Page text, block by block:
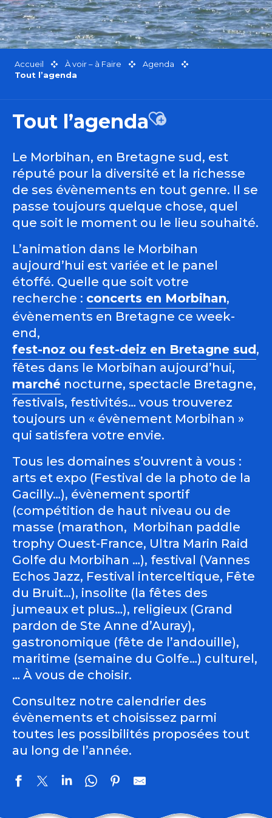
Accueil À voir – à Faire
Agenda
Tout l’agenda
Tout l’agendaAjouter aux
Le Morbihan, en Bretagne sud, est
réputé pour la diversité et la richesse
de ses évènements en tout genre. Il se
passe toujours quelque chose, quel
que soit le moment ou le lieu souhaité.
L’animation dans le Morbihan
aujourd’hui est variée et le panel
étoffé. Quelle que soit votre
recherche : concerts en Morbihan,
évènements en Bretagne ce week-
end,
fest-noz ou fest-deiz en Bretagne sud,
fêtes dans le Morbihan aujourd’hui,
marché nocturne, spectacle Bretagne,
festivals, festivités… vous trouverez
toujours un « évènement Morbihan »
qui satisfera votre envie.
Tous les domaines s’ouvrent à vous :
arts et expo (Festival de la photo de la
Gacilly…), évènement sportif
(compétition de haut niveau ou de
masse (marathon, Morbihan paddle
trophy Ouest-France, Ultra Marin Raid
Golfe du Morbihan …), festival (Vannes
Echos Jazz, Festival interceltique, Fête
du Bruit…), insolite (la fêtes des
jumeaux et plus…), religieux (Grand
pardon de Ste Anne d’Auray),
gastronomique (fête de l’andouille),
maritime (semaine du Golfe…) culturel,
… À vous de choisir.
Consultez notre calendrier des
évènements et choisissez parmi
toutes les possibilités proposées tout
au long de l’année.